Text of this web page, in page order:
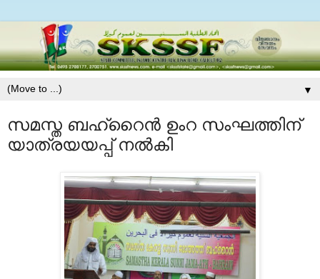
▼
സമസ്ത ബഹ്റൈന്‍ ഉംറ സംഘത്തിന്
യാത്രയയപ്പ് നല്‍കി